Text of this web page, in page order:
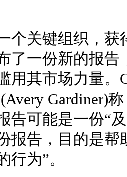
个关键组织，
了一份新的报
用其市场力量
Gardiner)
告可能是一份“
报告，目的是
行为”。